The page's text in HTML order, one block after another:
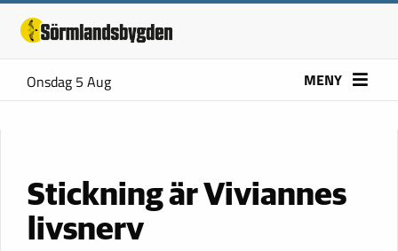
Onsdag 5 Aug MENY
Stickning är Viviannes
livsnerv